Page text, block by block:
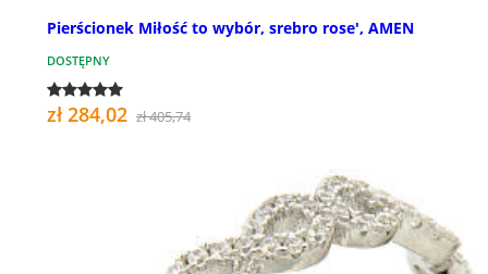
Pierścionek Miłość to wybór, srebro rose', AMEN
DOSTĘPNY
zł 284,02 zł 405,74